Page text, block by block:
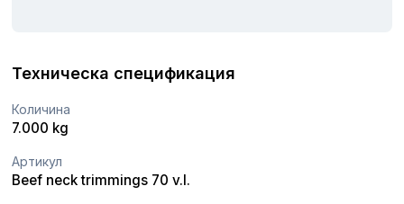
Техническа спецификация
Количина
7.000 kg
Артикул
Beef neck trimmings 70 v.l.